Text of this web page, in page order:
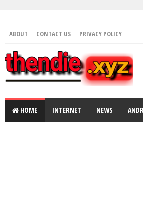
ABOUT CONTACT US PRIVACY POLICY
HOME INTERNET NEWS